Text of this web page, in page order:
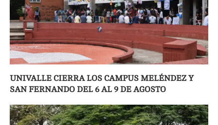
UNIVALLE CIERRA LOS CAMPUS MELÉNDEZ Y
SAN FERNANDO DEL 6 AL 9 DE AGOSTO